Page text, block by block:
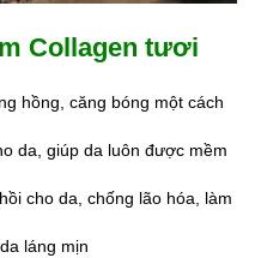
Collagen tươi
hồng, căng bóng một cách
da, giúp da luôn được mềm
cho da, chống lão hóa, làm
láng mịn